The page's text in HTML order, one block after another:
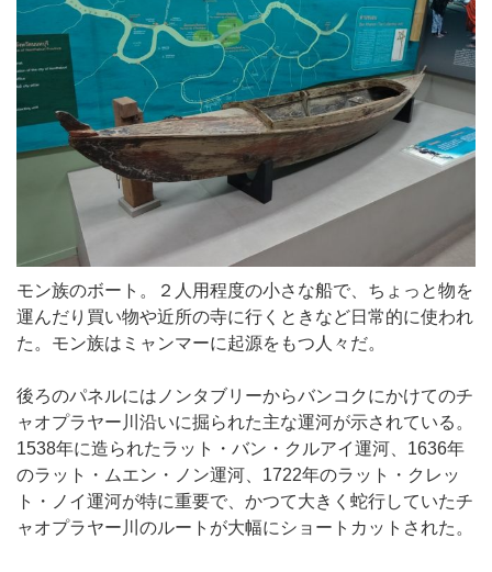
モン族のボート。２人用程度の小さな船で、ちょっと物を
運んだり買い物や近所の寺に行くときなど日常的に使われ
た。モン族はミャンマーに起源をもつ人々だ。
後ろのパネルにはノンタブリーからバンコクにかけてのチ
ャオプラヤー川沿いに掘られた主な運河が示されている。
1538年に造られたラット・バン・クルアイ運河、1636年
のラット・ムエン・ノン運河、1722年のラット・クレッ
ト・ノイ運河が特に重要で、かつて大きく蛇行していたチ
ャオプラヤー川のルートが大幅にショートカットされた。